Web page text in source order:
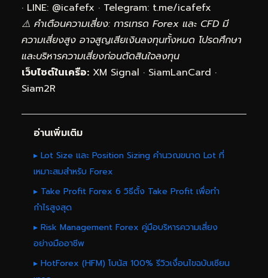
· LINE: @icafefx · Telegram: t.me/icafefx
⚠️ คำเตือนความเสี่ยง: การเทรด Forex และ CFD มี
ความเสี่ยงสูง อาจสูญเสียเงินลงทุนทั้งหมด โปรดศึกษา
และบริหารความเสี่ยงก่อนตัดสินใจลงทุน
เว็บไซต์ในเครือ: XM Signal · SiamLanCard ·
Siam2R
อ่านเพิ่มเติม
▸ Lot Size และ Position Sizing คำนวณขนาด Lot ที่
เหมาะสมสำหรับ Forex
▸ Take Profit Forex 6 วิธีตั้ง Take Profit เพื่อทำ
กำไรสูงสุด
▸ Risk Management Forex คู่มือบริหารความเสี่ยง
อย่างมืออาชีพ
▸ HotForex (HFM) โบนัส 100% รีวิวเงื่อนไขฉบับเซียน